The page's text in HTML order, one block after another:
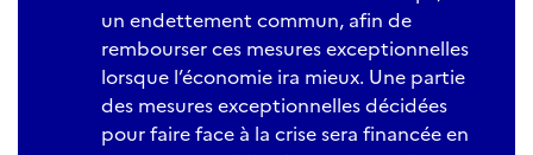
un endettement commun, afin de
rembourser ces mesures exceptionnelles
lorsque l’économie ira mieux. Une partie
des mesures exceptionnelles décidées
pour faire face à la crise sera financée en